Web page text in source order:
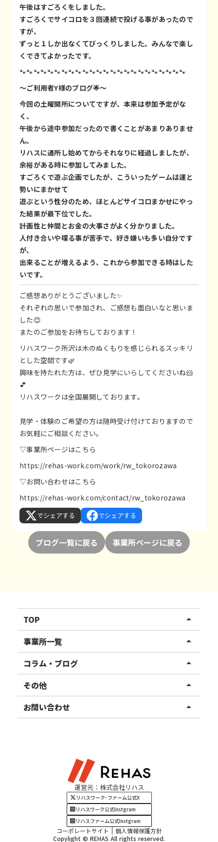
午後はすごろくをしました。
すごろくでサイコロを３回連続で投げる事があったので
すが、
ずっと１しか出なくてびっくりしました。みんなで楽し
くできてよかったです。
🐾🐾🐾🐾🐾🐾🐾🐾🐾🐾🐾🐾🐾🐾🐾🐾🐾🐾🐾🐾🐾🐾🐾🐾
～ご利用者Y様のブログ🌟～
今回の土曜開所についてですが、本来は参加予定がな
く、
午後から途中参加だったので書くことがあまりありませ
ん。
リハスに通所し始めてからそれなりに経過しましたが、
余裕がある時に参加してみました。
すごろくで遊ぶ企画でしたが、こういったゲームは運と
勢いにまかせて
遊ぶという性分のため、ほとんどサイコロまかせにやっ
た結果が最下位でした。
計画性と仲間とお金の大事さがよく分かりました。
人付き合いや喋る事が苦手で、好き嫌いも多い自分です
が、
出来ることが増えるよう、これから参加できる時はした
いです。
ご感想ありがとうございました✨
それぞれの思いで参加され、ご感想も面白いなと思いま
した😊
またのご参加をお待ちしております！
リハスワーク所沢は木のぬくもりを感じられるスッキリ
とした空間です🌿
興味を持たれた方は、ぜひ見学にいらしてくださいね🐹
💕
リハスワークは全国展開しております。
見学・体験のご希望の方は随時受け付けておりますので
お気軽にご相談ください。
▽事業所ページはこちら
https://rehas-work.com/work/rw_tokorozawa
▽お問い合わせはこちら
https://rehas-work.com/contact/rw_tokorozawa
でシェアする でシェアする
ブログ一覧に戻る 事業所ページに戻る
TOP arrow_drop_up
リハスワーク
リハスファーム
事業所一覧 arrow_drop_up
関東エリア
東北エリア
甲信越エリア
四国・九州エリア
コラム・ブログ arrow_drop_up
事業所ブログ
ご利用者様の声
その他 arrow_drop_up
お知らせ
お問い合わせ arrow_drop_up
運営元：株式会社リハス
リハスワーク･ファーム公式X
リハスワーク公式Instgram
リハスファーム公式Instgram
コーポレートサイト
個人情報保護方針
Copylight © REHAS All rights reserved.